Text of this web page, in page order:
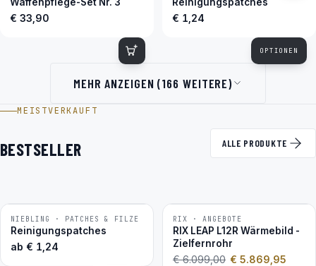
€ 33,90 € 1,24
OPTIONEN
MEHR ANZEIGEN (166 WEITERE)
MEISTVERKAUFT
BESTSELLER ALLE PRODUKTE
BESTSELLER
NIEBLING · PATCHES & FILZE
Reinigungspatches
ab € 1,24
−4 %
RIX · ANGEBOTE
RIX LEAP L12R Wärmebild -
Zielfernrohr
€6.099,00 € 5.869,95